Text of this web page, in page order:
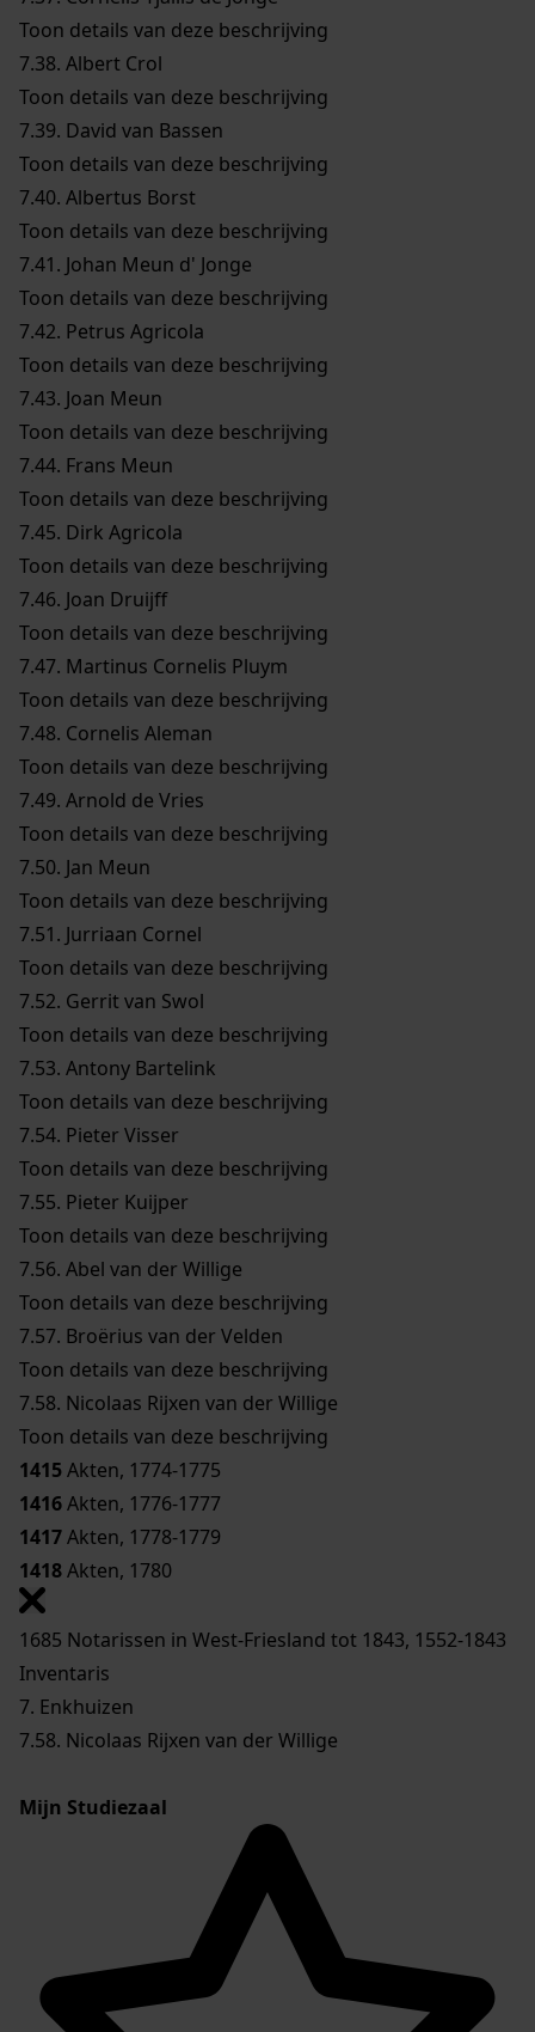
Toon details van deze beschrijving
7.38. Albert Crol
Toon details van deze beschrijving
7.39. David van Bassen
Toon details van deze beschrijving
7.40. Albertus Borst
Toon details van deze beschrijving
7.41. Johan Meun d' Jonge
Toon details van deze beschrijving
7.42. Petrus Agricola
Toon details van deze beschrijving
7.43. Joan Meun
Toon details van deze beschrijving
7.44. Frans Meun
Toon details van deze beschrijving
7.45. Dirk Agricola
Toon details van deze beschrijving
7.46. Joan Druijff
Toon details van deze beschrijving
7.47. Martinus Cornelis Pluym
Toon details van deze beschrijving
7.48. Cornelis Aleman
Toon details van deze beschrijving
7.49. Arnold de Vries
Toon details van deze beschrijving
7.50. Jan Meun
Toon details van deze beschrijving
7.51. Jurriaan Cornel
Toon details van deze beschrijving
7.52. Gerrit van Swol
Toon details van deze beschrijving
7.53. Antony Bartelink
Toon details van deze beschrijving
7.54. Pieter Visser
Toon details van deze beschrijving
7.55. Pieter Kuijper
Toon details van deze beschrijving
7.56. Abel van der Willige
Toon details van deze beschrijving
7.57. Broërius van der Velden
Toon details van deze beschrijving
7.58. Nicolaas Rijxen van der Willige
Toon details van deze beschrijving
1415Akten, 1774-1775
1416Akten, 1776-1777
1417Akten, 1778-1779
1418Akten, 1780
1685 Notarissen in West-Friesland tot 1843, 1552-1843
Inventaris
7. Enkhuizen
7.58. Nicolaas Rijxen van der Willige
Mijn Studiezaal